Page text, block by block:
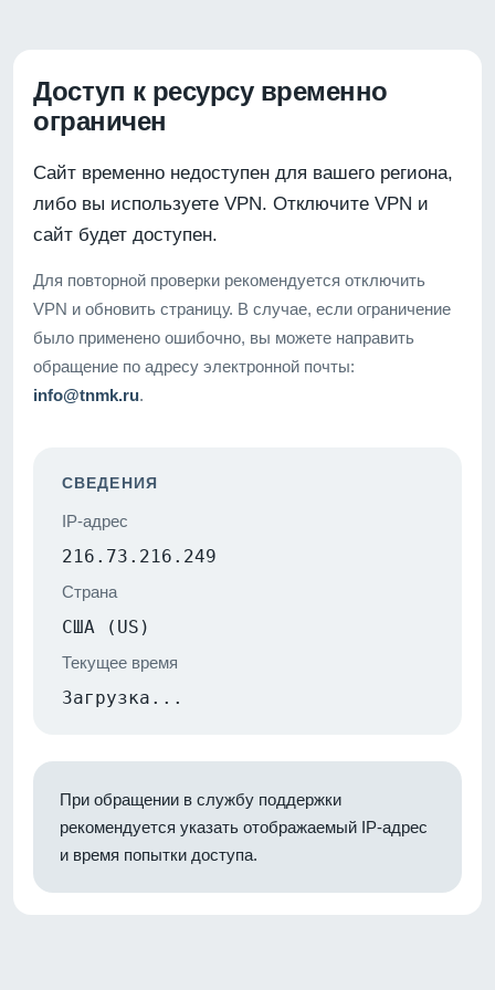
Доступ к ресурсу временно
ограничен
Сайт временно недоступен для вашего региона,
либо вы используете VPN. Отключите VPN и
сайт будет доступен.
Для повторной проверки рекомендуется отключить
VPN и обновить страницу. В случае, если ограничение
было применено ошибочно, вы можете направить
обращение по адресу электронной почты:
info@tnmk.ru.
СВЕДЕНИЯ
IP-адрес
216.73.216.249
Страна
США (US)
Текущее время
Загрузка...
При обращении в службу поддержки
рекомендуется указать отображаемый IP-адрес
и время попытки доступа.